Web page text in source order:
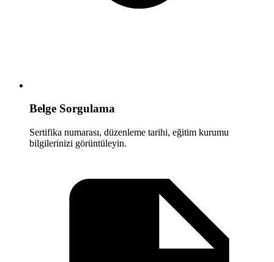
Belge Sorgulama
Sertifika numarası, düzenleme tarihi, eğitim kurumu
bilgilerinizi görüntüleyin.